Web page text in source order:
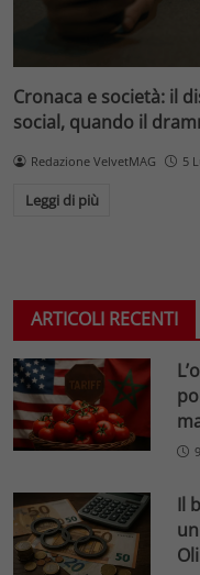
Cronaca e società: il
social, quando il
Redazione VelvetMAG 5
Leggi di più
ARTICOLI RECENTI
Il